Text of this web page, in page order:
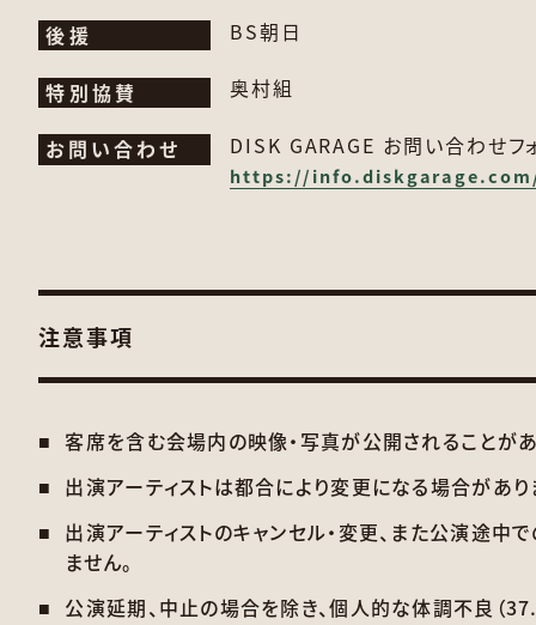
後援 BS朝日
特別協賛 奥村組
お問い合わせ DISK GARAGE お問い合わせフ
https://
注意事項
客席を含む会場内の映像・写真が公開されることがあ
出演アーティストは都合により変更になる場合があり
出演アーティストのキャンセル・変更、また公演途
ません。
公演延期、中止の場合を除き、個人的な体調不良（